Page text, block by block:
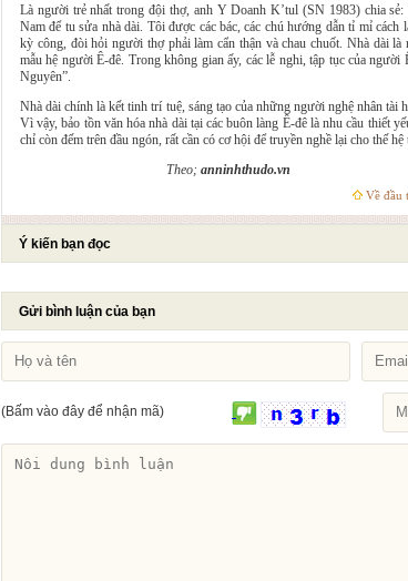
Là người trẻ nhất trong đội thợ, anh Y Doanh K’tul (SN 1983) chia
Nam để tu sửa nhà dài. Tôi được các bác, các chú hướng dẫn tỉ mỉ
kỳ công, đòi hỏi người thợ phải làm cẩn thận và chau chuốt. Nhà dài
mẫu hệ người Ê-đê. Trong không gian ấy, các lễ nghi, tập tục của
Nguyên”.
Nhà dài chính là kết tinh trí tuệ, sáng tạo của những người nghệ nhân tài
Vì vậy, bảo tồn văn hóa nhà dài tại các buôn làng Ê-đê là nhu cầu thiết
chỉ còn đếm trên đầu ngón, rất cần có cơ hội để truyền nghề lại cho thế
Theo; anninhthudo.vn
Về đầu
Ý kiến bạn đọc
Gửi bình luận của bạn
(Bấm vào đây để nhận mã)